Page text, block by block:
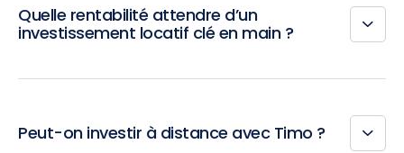
Quelle rentabilité attendre d’un
investissement locatif clé en main ?
Peut-on investir à distance avec Timo ?